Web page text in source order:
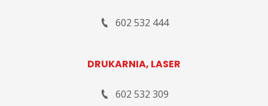
602 532 444
DRUKARNIA, LASER
602 532 309